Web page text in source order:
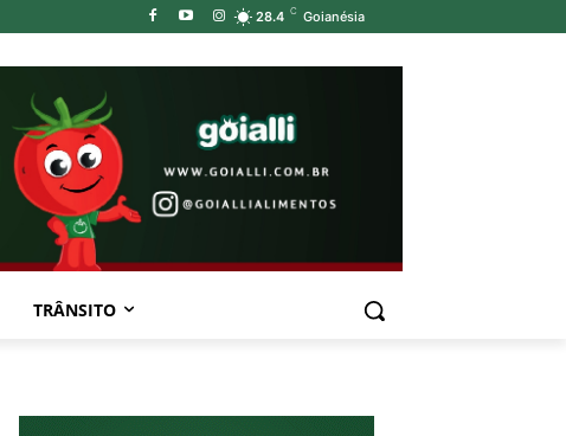
28.4 C Goianésia
TRÂNSITO